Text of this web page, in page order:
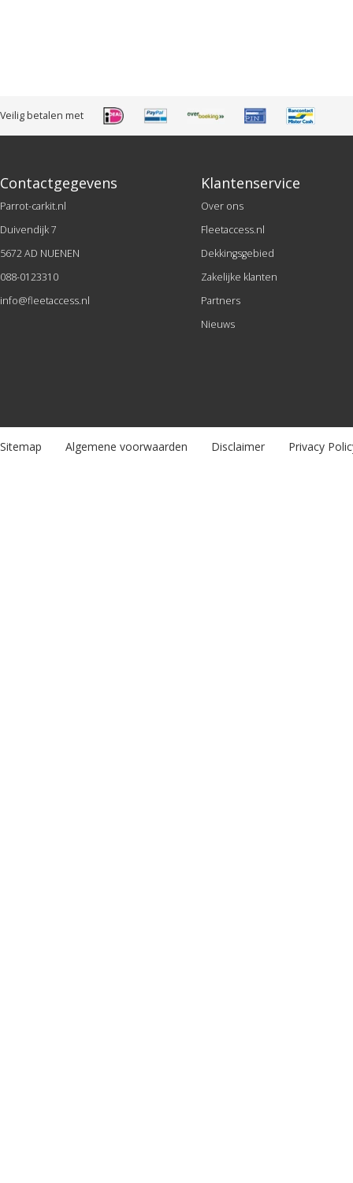
Veilig betalen met
Contactgegevens
Parrot-carkit.nl
Duivendijk 7
5672 AD NUENEN
088-0123310
info@fleetaccess.nl
Klantenservice
Over ons
Fleetaccess.nl
Dekkingsgebied
Zakelijke klanten
Partners
Nieuws
Sitemap Algemene voorwaarden Disclaimer Privacy